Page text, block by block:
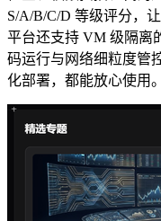
S/A/B/C/D 等级评分，
平台还支持 VM 级隔离
码运行与网络细粒度管
化部署，都能放心使用。